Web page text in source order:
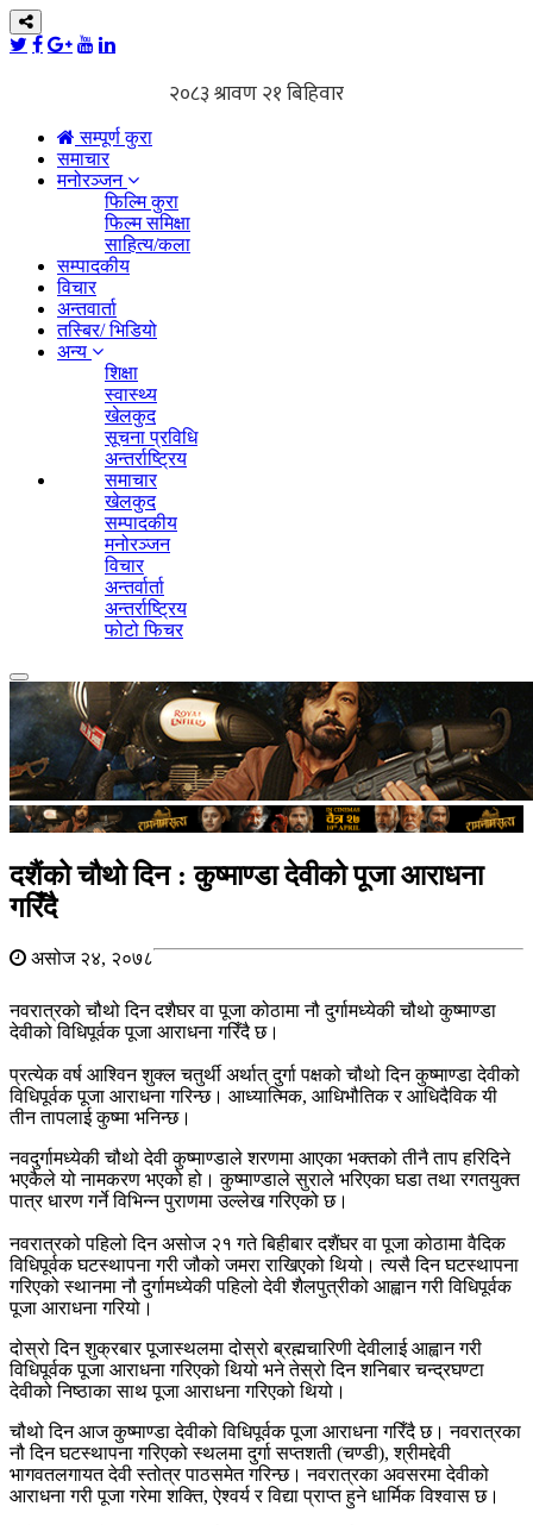
सम्पूर्ण कुरा
समाचार
मनोरञ्जन
फिल्मि कुरा
फिल्म समिक्षा
साहित्य/कला
सम्पादकीय
विचार
अन्तवार्ता
तस्बिर/ भिडियो
अन्य
शिक्षा
स्वास्थ्य
खेलकुद
सूचना प्रविधि
अन्तर्राष्ट्रिय
समाचार
खेलकुद
सम्पादकीय
मनोरञ्जन
विचार
अन्तर्वार्ता
अन्तर्राष्ट्रिय
फोटो फिचर
Toggle
navigation
दशैंको चौथो दिन : कुष्माण्डा देवीको पूजा आराधना
गरिँदै
असोज २४, २०७८
नवरात्रको चौथो दिन दशैघर वा पूजा कोठामा नौ दुर्गामध्येकी चौथो कुष्माण्डा
देवीको विधिपूर्वक पूजा आराधना गरिँदै छ।
प्रत्येक वर्ष आश्विन शुक्ल चतुर्थी अर्थात् दुर्गा पक्षको चौथो दिन कुष्माण्डा देवीको
विधिपूर्वक पूजा आराधना गरिन्छ। आध्यात्मिक, आधिभौतिक र आधिदैविक यी
तीन तापलाई कुष्मा भनिन्छ।
नवदुर्गामध्येकी चौथो देवी कुष्माण्डाले शरणमा आएका भक्तको तीनै ताप हरिदिने
भएकैले यो नामकरण भएको हो। कुष्माण्डाले सुराले भरिएका घडा तथा रगतयुक्त
पात्र धारण गर्ने विभिन्न पुराणमा उल्लेख गरिएको छ।
नवरात्रको पहिलो दिन असोज २१ गते बिहीबार दशैंघर वा पूजा कोठामा वैदिक
विधिपूर्वक घटस्थापना गरी जौको जमरा राखिएको थियो। त्यसै दिन घटस्थापना
गरिएको स्थानमा नौ दुर्गामध्येकी पहिलो देवी शैलपुत्रीको आह्वान गरी विधिपूर्वक
पूजा आराधना गरियो।
दोस्रो दिन शुक्रबार पूजास्थलमा दोस्रो ब्रह्मचारिणी देवीलाई आह्वान गरी
विधिपूर्वक पूजा आराधना गरिएको थियो भने तेस्रो दिन शनिबार चन्द्रघण्टा
देवीको निष्ठाका साथ पूजा आराधना गरिएको थियो।
चौथो दिन आज कुष्माण्डा देवीको विधिपूर्वक पूजा आराधना गरिँदै छ। नवरात्रका
नौ दिन घटस्थापना गरिएको स्थलमा दुर्गा सप्तशती (चण्डी), श्रीमद्देवी
भागवतलगायत देवी स्तोत्र पाठसमेत गरिन्छ। नवरात्रका अवसरमा देवीको
आराधना गरी पूजा गरेमा शक्ति, ऐश्वर्य र विद्या प्राप्त हुने धार्मिक विश्वास छ।